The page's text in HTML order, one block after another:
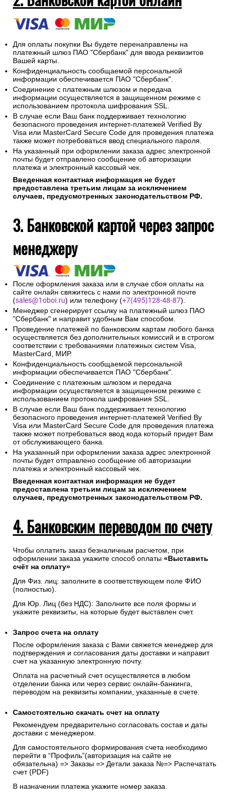
Для оплаты покупки Вы будете перенаправлены на
платежный шлюз ПАО "Сбербанк" для ввода реквизитов
Вашей карты.
Конфиденциальность сообщаемой персональной
информации обеспечивается ПАО "Сбербанк".
Соединение с платежным шлюзом и передача
информации осуществляется в защищенном режиме с
использованием протокола шифрования SSL.
В случае если Ваш банк поддерживает технологию
безопасного проведения интернет-платежей Verified By
Visa или MasterCard Secure Code для проведения платежа
также может потребоваться ввод специального пароля.
На указанный при оформлении заказа адрес электронной
почты будет отправлено сообщение об авторизации
платежа и электронный кассовый чек.
Введенная контактная информация не будет
предоставлена третьим лицам за исключением
случаев, предусмотренных законодательством РФ.
3. Банковской картой через запрос
менеджеру
После оформления заказа или в случае сбоя оплаты на
сайте онлайн свяжитесь с нами по электронной почте
(sales@1oboi.ru) или телефону (+7(495)128-48-87).
Менеджер сгенерирует ссылку на платежный шлюз ПАО
"Сбербанк" и направит удобным Вам способом.
Проведение платежей по банковским картам любого банка
осуществляется без дополнительных комиссий и в строгом
соответствии с требованиями платежных систем Visa,
MasterCard, МИР.
Конфиденциальность сообщаемой персональной
информации обеспечивается ПАО "Сбербанк".
Соединение с платежным шлюзом и передача
информации осуществляется в защищенном режиме с
использованием протокола шифрования SSL.
В случае если Ваш банк поддерживает технологию
безопасного проведения интернет-платежей Verified By
Visa или MasterCard Secure Code для проведения платежа
также может потребоваться ввод кода который придет Вам
от обслуживающего банка.
На указанный при оформлении заказа адрес электронной
почты будет отправлено сообщение об авторизации
платежа и электронный кассовый чек.
Введенная контактная информация не будет
предоставлена третьим лицам за исключением
случаев, предусмотренных законодательством РФ.
4. Банковским переводом по счету
Чтобы оплатить заказ безналичным расчетом, при
оформлении заказа укажите способ оплаты «Выставить
счёт на оплату»
Для Физ. лиц: заполните в соответствующем поле ФИО
(полностью).
Для Юр. Лиц (без НДС): Заполните все поля формы и
укажите реквизиты, на которые будет выставлен счет.
Запрос счета на оплату
После оформления заказа с Вами свяжется менеджер для
подтверждения и согласования даты доставки и направит
счет на указанную электронную почту.
Оплата на расчетный счет осуществляется в любом
отделении банка или через сервис онлайн-банкинга,
переводом на реквизиты компании, указанные в счете.
Самостоятельно скачать счет на оплату
Рекомендуем предварительно согласовать состав и даты
доставки с менеджером.
Для самостоятельного формирования счета необходимо
перейти в “Профиль”(авторизация на сайте не
обязательна) => Заказы => Детали заказа №=> Распечатать
счет (PDF)
В назначении платежа укажите номер заказа.